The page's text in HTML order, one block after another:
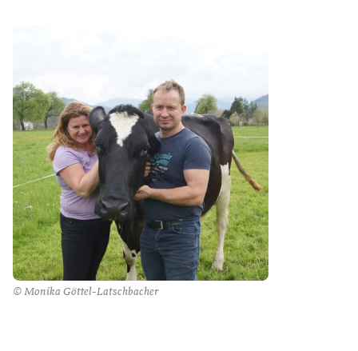
© Monika Göttel-Latschbacher